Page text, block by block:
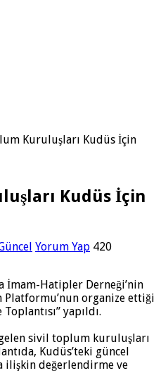
Kuruluşları Kudüs İçin
Kudüs İçin
Yorum Yap 420
İmam-Hatipler Derneği’nin
Platformu’nun organize ettiği
yapıldı.
sivil toplum kuruluşları
Kudüs’teki güncel
ilişkin değerlendirme ve